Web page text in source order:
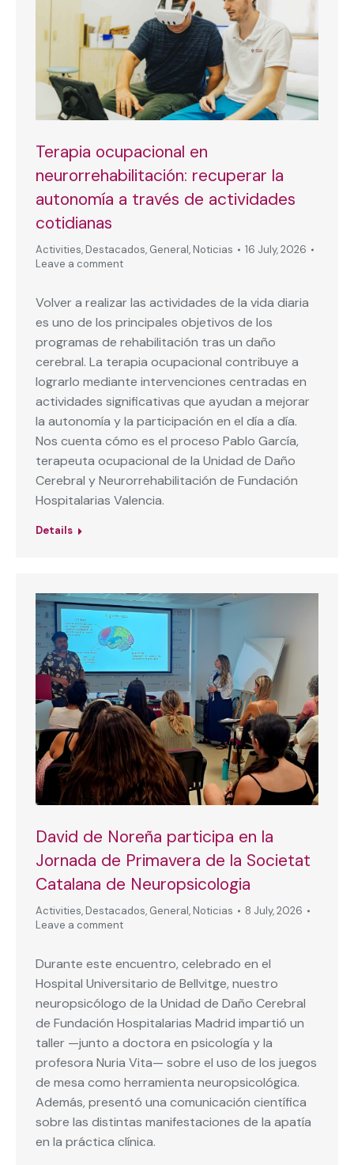
Terapia ocupacional en
neurorrehabilitación: recuperar la
autonomía a través de actividades
cotidianas
Activities, Destacados, General, Noticias
16 July, 2026
Leave a comment
Volver a realizar las actividades de la vida diaria
es uno de los principales objetivos de los
programas de rehabilitación tras un daño
cerebral. La terapia ocupacional contribuye a
lograrlo mediante intervenciones centradas en
actividades significativas que ayudan a mejorar
la autonomía y la participación en el día a día.
Nos cuenta cómo es el proceso Pablo García,
terapeuta ocupacional de la Unidad de Daño
Cerebral y Neurorrehabilitación de Fundación
Hospitalarias Valencia.
Details
David de Noreña participa en la
Jornada de Primavera de la Societat
Catalana de Neuropsicologia
Activities, Destacados, General, Noticias
8 July, 2026
Leave a comment
Durante este encuentro, celebrado en el
Hospital Universitario de Bellvitge, nuestro
neuropsicólogo de la Unidad de Daño Cerebral
de Fundación Hospitalarias Madrid impartió un
taller —junto a doctora en psicología y la
profesora Nuria Vita— sobre el uso de los juegos
de mesa como herramienta neuropsicológica.
Además, presentó una comunicación científica
sobre las distintas manifestaciones de la apatía
en la práctica clínica.